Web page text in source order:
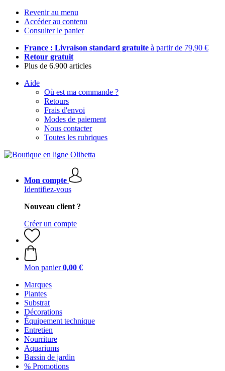
Revenir au menu
Accéder au contenu
Consulter le panier
France : Livraison standard gratuite à partir de 79,90 €
Retour gratuit
Plus de 6.900 articles
Aide
Où est ma commande ?
Retours
Frais d'envoi
Modes de paiement
Nous contacter
Toutes les rubriques
Mon compte
Identifiez-vous
Nouveau client ?
Créer un compte
Mon panier 0,00 €
Marques
Plantes
Substrat
Décorations
Équipement technique
Entretien
Nourriture
Aquariums
Bassin de jardin
% Promotions